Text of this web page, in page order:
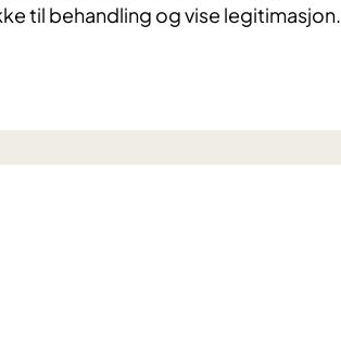
til behandling og vise legitimasjon.